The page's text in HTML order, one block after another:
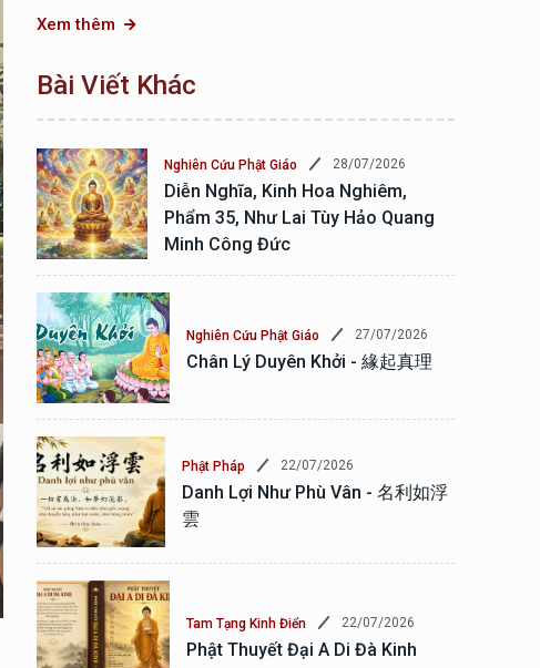
Xem thêm
Bài Viết Khác
Nghiên Cứu Phật Giáo 28/07/2026
Diễn Nghĩa, Kinh Hoa Nghiêm,
Phẩm 35, Như Lai Tùy Hảo Quang
Minh Công Đức
Nghiên Cứu Phật Giáo 27/07/2026
Chân Lý Duyên Khởi - 緣起真理
Phật Pháp 22/07/2026
Danh Lợi Như Phù Vân - 名利如浮
雲
Tam Tạng Kinh Điển 22/07/2026
Phật Thuyết Đại A Di Đà Kinh